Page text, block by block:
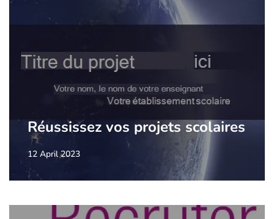
Réussissez vos projets scolaires
12 April 2023